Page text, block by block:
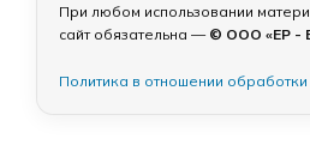
При любом использовании
сайт обязательна — © ООО «ЕР -
Политика в отношении